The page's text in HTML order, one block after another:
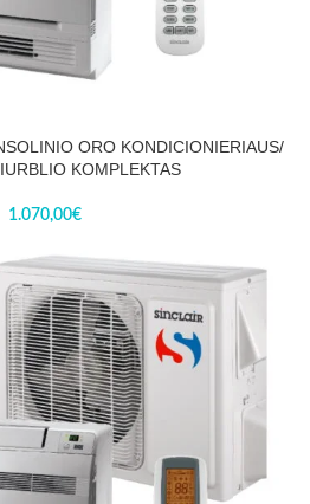
ORO KONDICIONIERIAUS/
KOMPLEKTAS
1.070,00€